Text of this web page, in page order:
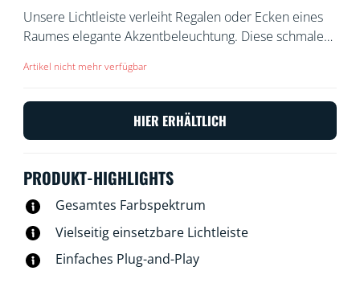
Unsere Lichtleiste verleiht Regalen oder Ecken eines
Raumes elegante Akzentbeleuchtung. Diese schmale
passt prima dorthin, wo wenig Platz ist. Auf eine Seite
eine längere Lichtleiste benötigst, kannst Du mit einer
zweiten Lichtleiste doppelte Wirkung erzeugen.
Artikel nicht mehr verfügbar
HIER ERHÄLTLICH
PRODUKT-HIGHLIGHTS
Gesamtes Farbspektrum
Vielseitig einsetzbare Lichtleiste
Einfaches Plug-and-Play